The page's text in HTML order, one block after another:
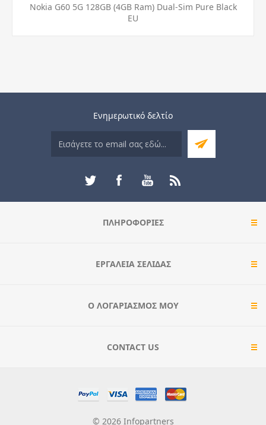
Nokia G60 5G 128GB (4GB Ram) Dual-Sim Pure Black
EU
Ενημερωτικό δελτίο
ΠΛΗΡΟΦΟΡΊΕΣ
ΕΡΓΑΛΕΊΑ ΣΕΛΊΔΑΣ
Ο ΛΟΓΑΡΙΑΣΜΌΣ ΜΟΥ
CONTACT US
© 2026 Infopartners